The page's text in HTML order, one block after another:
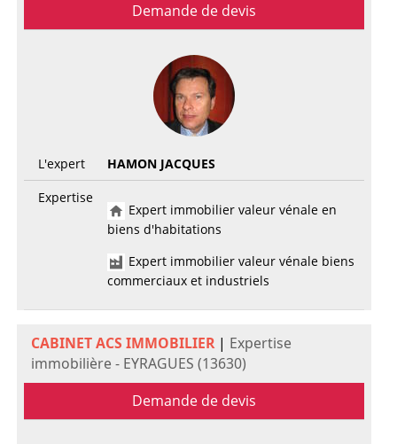
Demande de devis
L'expert
HAMON JACQUES
Expertise
Expert immobilier valeur vénale en
biens d'habitations
Expert immobilier valeur vénale biens
commerciaux et industriels
CABINET ACS IMMOBILIER| Expertise
immobilière - EYRAGUES (13630)
Demande de devis